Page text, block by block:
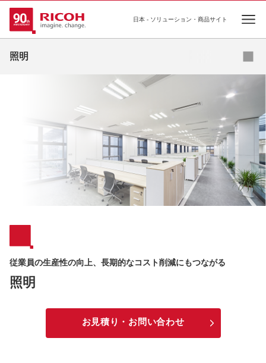
日本 - ソリューション・商品サイト
照明
従業員の生産性の向上、長期的なコスト削減にもつながる
照明
お見積り・お問い合わせ